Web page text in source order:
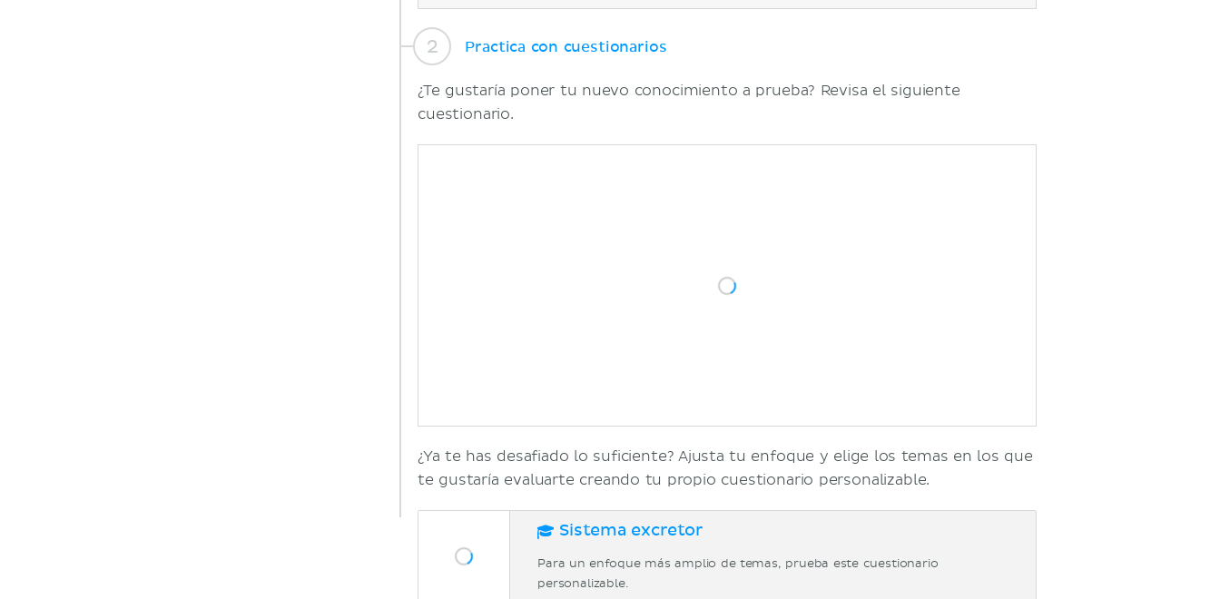
Practica con cuestionarios
¿Te gustaría poner tu nuevo conocimiento a prueba? Revisa el siguiente
cuestionario.
¿Ya te has desafiado lo suficiente? Ajusta tu enfoque y elige los temas en los que
te gustaría evaluarte creando tu propio cuestionario personalizable.
Sistema excretor
Para un enfoque más amplio de temas, prueba este cuestionario
personalizable.